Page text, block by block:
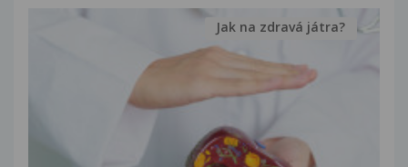
Jak na zdravá játra?